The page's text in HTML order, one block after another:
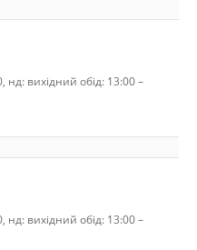
нд: вихідний обід: 13:00 –
нд: вихідний обід: 13:00 –